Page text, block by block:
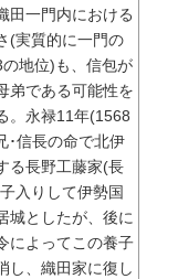
田一門内における
(実質的に一門の
地位)も、信包が
弟である可能性を
。永禄11年(1568
･信長の命で北伊
る長野工藤家(長
入りして伊勢国
城としたが、後に
によってこの養子
し、織田家に復し